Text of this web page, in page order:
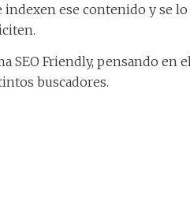
indexen ese contenido y se
SEO Friendly, pensando en
buscadores.